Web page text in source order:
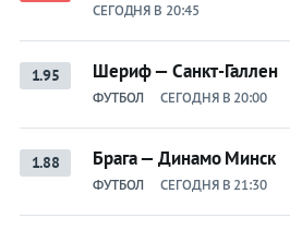
СЕГОДНЯ В 20:45
1.95 Шериф — Санкт-Галлен
ФУТБОЛ СЕГОДНЯ В 20:00
1.88 Брага — Динамо Минск
ФУТБОЛ СЕГОДНЯ В 21:30